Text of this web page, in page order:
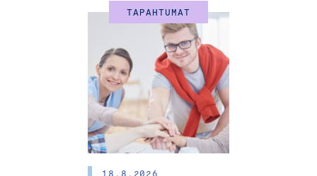
22.10.2024
Vastuullisuudella
kilpailuetua
– pk-yrityksen
vastuullisuusvalmennus
Vielä muutama paikka jäljellä! Muista käyttää OP:n
TAPAHTUMAT
18.8.2026